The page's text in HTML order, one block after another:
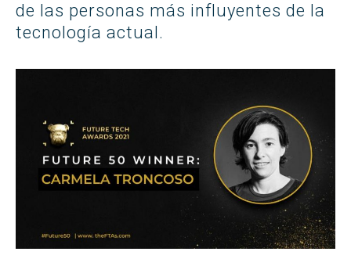
de las personas más influyentes de la
tecnología actual.